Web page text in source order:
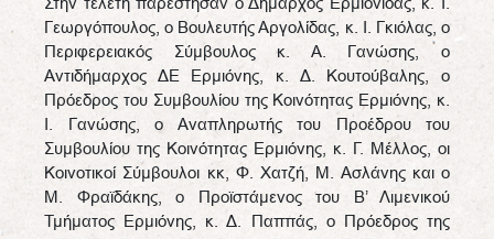
Γεωργόπουλος, ο Βουλευτής Αργολίδας, κ. Ι. Γκιόλας, ο
Περιφερειακός Σύμβουλος κ. Α. Γανώσης, ο
Αντιδήμαρχος ΔΕ Ερμιόνης, κ. Δ. Κουτούβαλης, ο
Πρόεδρος του Συμβουλίου της Κοινότητας Ερμιόνης, κ.
Ι. Γανώσης, ο Αναπληρωτής του Προέδρου του
Συμβουλίου της Κοινότητας Ερμιόνης, κ. Γ. Μέλλος, οι
Κοινοτικοί Σύμβουλοι κκ, Φ. Χατζή, Μ. Ασλάνης και ο
Μ. Φραϊδάκης, ο Προϊστάμενος του Β’ Λιμενικού
Τμήματος Ερμιόνης, κ. Δ. Παππάς, ο Πρόεδρος της